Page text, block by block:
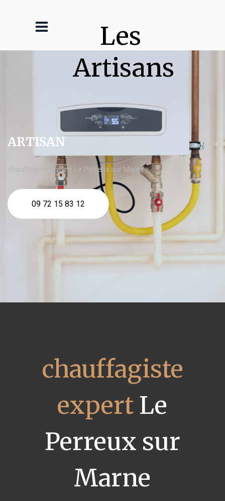
Les
Artisans
ARTISAN
chauffagiste expert Le Perreux sur Marne
09 72 15 83 12
chauffagiste
expert Le
Perreux sur
Marne